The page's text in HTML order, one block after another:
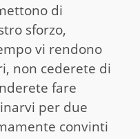
di
sforzo,
vi rendono
non cederete di
fare
per due
convinti